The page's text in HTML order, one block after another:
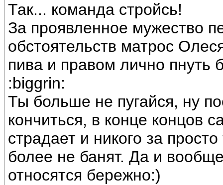
Так... команда стройсь!
За проявленное мужество
обстоятельств матрос
пива и правом лично пнуть
:biggrin:
Ты больше не пугайся, ну
кончиться, в конце концов
страдает и никого за
более не банят. Да и
относятся бережно:)